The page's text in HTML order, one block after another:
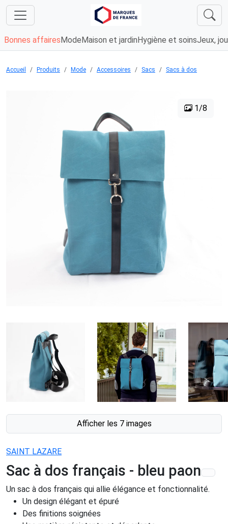
Bonnes affaires Mode Maison et jardin Hygiène et soinsJeux,
Accueil Produits Mode Accessoires Sacs Sacs à dos
1/8
Afficher les 7 images
SAINT LAZARE
Sac à dos français - bleu paon
Un sac à dos français qui allie élégance et fonctionnalité.
Un design élégant et épuré
Des finitions soignées